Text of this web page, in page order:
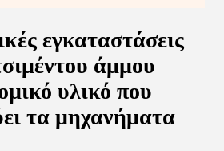
εγκαταστάσεις
άμμου
υλικό που
τα μηχανήματα